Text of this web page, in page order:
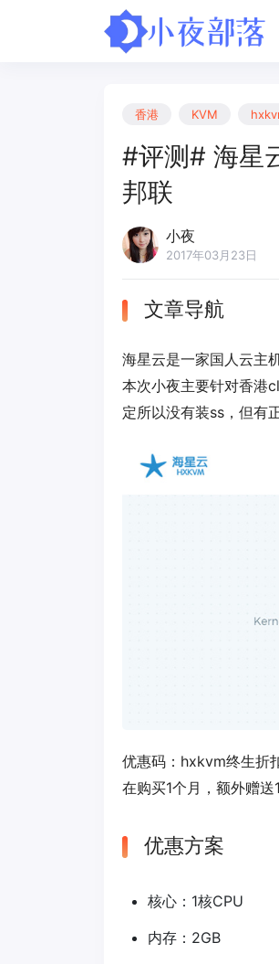
香港 KVM
#评测# 海星
邦联
小夜
2017年03月23日
文章导航
海星云是一家国人云主
本次小夜主要针对香港
定所以没有装ss，但有
优惠码： hxkvm终生折
在购买1个月，额外赠
优惠方案
核心：1核CPU
内存：2GB